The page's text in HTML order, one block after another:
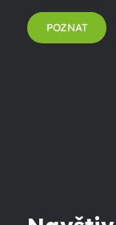
POZNAT